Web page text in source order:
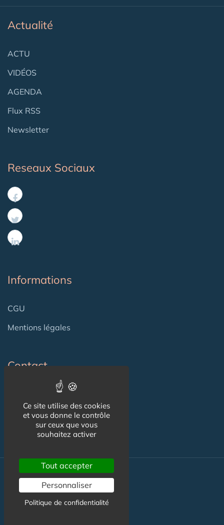
Actualité
ACTU
VIDÉOS
AGENDA
Flux RSS
Newsletter
Reseaux Sociaux
Informations
CGU
Mentions légales
Contact
Publicité
Nos autres sites :
Ce site utilise des cookies
et vous donne le contrôle
sur ceux que vous
souhaitez activer
Tout accepter
Personnaliser
Politique de confidentialité